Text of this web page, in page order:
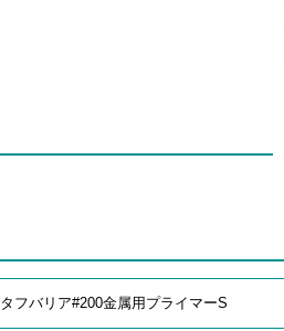
タフバリア#200金属用プライマーS